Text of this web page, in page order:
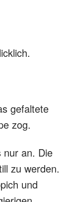
gefaltete
zog.
nur an. Die
zu werden.
und